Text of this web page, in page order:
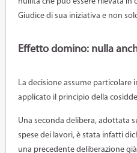
Giudice di sua iniziativa e non
Effetto domino: nulla
La decisione assume particolare
applicato il principio della
Una seconda delibera, adottata
spese dei lavori, è stata infatti
una precedente deliberazione